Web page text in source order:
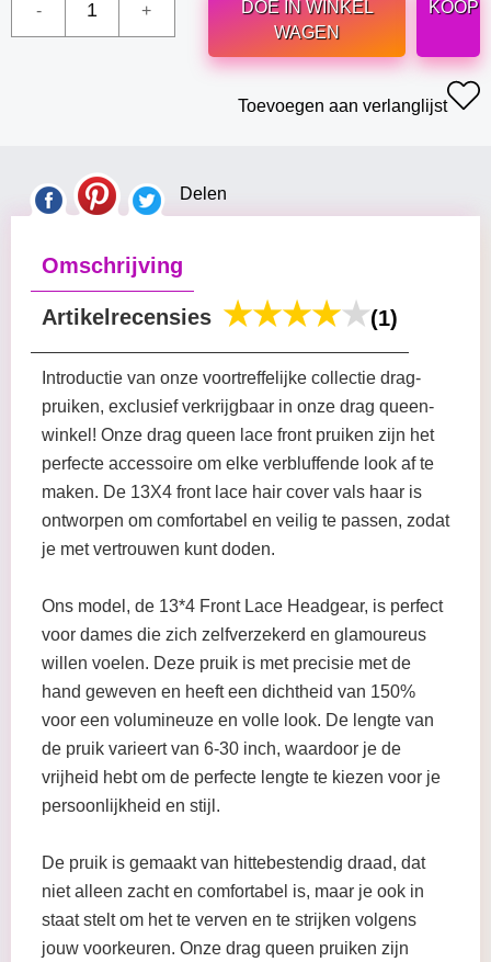
DOE IN WINKEL
WAGEN
KOOP
Toevoegen aan verlanglijst
Delen
Omschrijving
Artikelrecensies (1)
Introductie van onze voortreffelijke collectie drag-
pruiken, exclusief verkrijgbaar in onze drag queen-
winkel! Onze drag queen lace front pruiken zijn het
perfecte accessoire om elke verbluffende look af te
maken. De 13X4 front lace hair cover vals haar is
ontworpen om comfortabel en veilig te passen, zodat
je met vertrouwen kunt doden.
Ons model, de 13*4 Front Lace Headgear, is perfect
voor dames die zich zelfverzekerd en glamoureus
willen voelen. Deze pruik is met precisie met de
hand geweven en heeft een dichtheid van 150%
voor een volumineuze en volle look. De lengte van
de pruik varieert van 6-30 inch, waardoor je de
vrijheid hebt om de perfecte lengte te kiezen voor je
persoonlijkheid en stijl.
De pruik is gemaakt van hittebestendig draad, dat
niet alleen zacht en comfortabel is, maar je ook in
staat stelt om het te verven en te strijken volgens
jouw voorkeuren. Onze drag queen pruiken zijn